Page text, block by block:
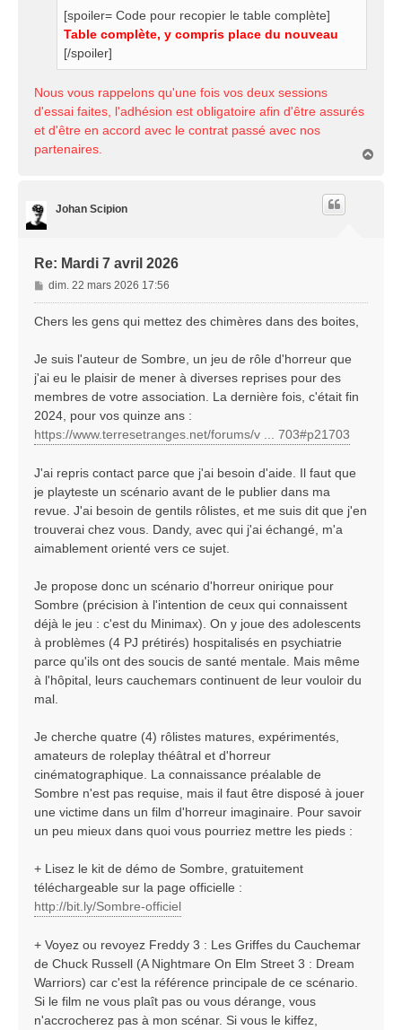
[spoiler= Code pour recopier le table complète]
Table complète, y compris place du nouveau
[/spoiler]
Nous vous rappelons qu'une fois vos deux sessions
d'essai faites, l'adhésion est obligatoire afin d'être assurés
et d'être en accord avec le contrat passé avec nos
partenaires.
Johan Scipion
Re: Mardi 7 avril 2026
M
e
s
g
e
dim. 22 mars 2026 17:56
Chers les gens qui mettez des chimères dans des boites,
Je suis l'auteur de Sombre, un jeu de rôle d'horreur que
j'ai eu le plaisir de mener à diverses reprises pour des
membres de votre association. La dernière fois, c'était fin
2024, pour vos quinze ans :
https://www.terresetranges.net/forums/v ... 703#p21703
J'ai repris contact parce que j'ai besoin d'aide. Il faut que
je playteste un scénario avant de le publier dans ma
revue. J'ai besoin de gentils rôlistes, et me suis dit que j'en
trouverai chez vous. Dandy, avec qui j'ai échangé, m'a
aimablement orienté vers ce sujet.
Je propose donc un scénario d'horreur onirique pour
Sombre (précision à l'intention de ceux qui connaissent
déjà le jeu : c'est du Minimax). On y joue des adolescents
à problèmes (4 PJ prétirés) hospitalisés en psychiatrie
parce qu'ils ont des soucis de santé mentale. Mais même
à l'hôpital, leurs cauchemars continuent de leur vouloir du
mal.
Je cherche quatre (4) rôlistes matures, expérimentés,
amateurs de roleplay théâtral et d'horreur
cinématographique. La connaissance préalable de
Sombre n'est pas requise, mais il faut être disposé à jouer
une victime dans un film d'horreur imaginaire. Pour savoir
un peu mieux dans quoi vous pourriez mettre les pieds :
+ Lisez le kit de démo de Sombre, gratuitement
téléchargeable sur la page officielle :
http://bit.ly/Sombre-officiel
+ Voyez ou revoyez Freddy 3 : Les Griffes du Cauchemar
de Chuck Russell (A Nightmare On Elm Street 3 : Dream
Warriors) car c'est la référence principale de ce scénario.
Si le film ne vous plaît pas ou vous dérange, vous
n'accrocherez pas à mon scénar. Si vous le kiffez,